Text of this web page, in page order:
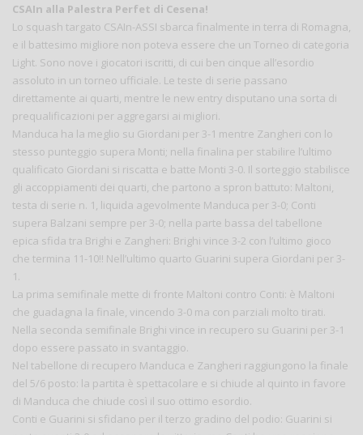
CSAIn alla Palestra Perfet di Cesena!
Lo squash targato CSAIn-ASSI sbarca finalmente in terra di Romagna,
e il battesimo migliore non poteva essere che un Torneo di categoria
Light. Sono nove i giocatori iscritti, di cui ben cinque all’esordio
assoluto in un torneo ufficiale. Le teste di serie passano
direttamente ai quarti, mentre le new entry disputano una sorta di
prequalificazioni per aggregarsi ai migliori.
Manduca ha la meglio su Giordani per 3-1 mentre Zangheri con lo
stesso punteggio supera Monti; nella finalina per stabilire l’ultimo
qualificato Giordani si riscatta e batte Monti 3-0. Il sorteggio stabilisce
gli accoppiamenti dei quarti, che partono a spron battuto: Maltoni,
testa di serie n. 1, liquida agevolmente Manduca per 3-0; Conti
supera Balzani sempre per 3-0; nella parte bassa del tabellone
epica sfida tra Brighi e Zangheri: Brighi vince 3-2 con l’ultimo gioco
che termina 11-10!! Nell’ultimo quarto Guarini supera Giordani per 3-
1.
La prima semifinale mette di fronte Maltoni contro Conti: è Maltoni
che guadagna la finale, vincendo 3-0 ma con parziali molto tirati.
Nella seconda semifinale Brighi vince in recupero su Guarini per 3-1
dopo essere passato in svantaggio.
Nel tabellone di recupero Manduca e Zangheri raggiungono la finale
del 5/6 posto: la partita è spettacolare e si chiude al quinto in favore
di Manduca che chiude così il suo ottimo esordio.
Conti e Guarini si sfidano per il terzo gradino del podio: Guarini si